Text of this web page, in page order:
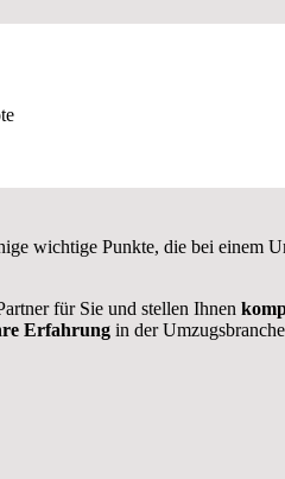
wichtige Punkte, die bei einem
für Sie und stellen Ihnen
Erfahrung in der